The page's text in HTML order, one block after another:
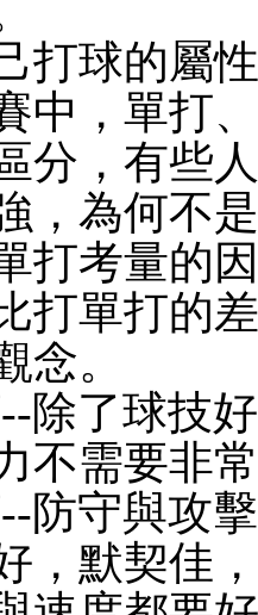
打球的屬
中，單打
分，有些
，為何不
打考量的
打單打的
念。
了球技好
不需要非
守與攻擊
，默契佳